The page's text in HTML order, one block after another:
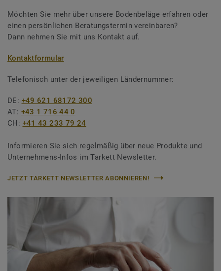
Möchten Sie mehr über unsere Bodenbeläge erfahren oder
einen persönlichen Beratungstermin vereinbaren?
Dann nehmen Sie mit uns Kontakt auf.
Kontaktformular
Telefonisch unter der jeweiligen Ländernummer:
DE: +49 621 68172 300
AT: +43 1 716 44 0
CH: +41 43 233 79 24
Informieren Sie sich regelmäßig über neue Produkte und
Unternehmens-Infos im Tarkett Newsletter.
JETZT TARKETT NEWSLETTER ABONNIEREN!